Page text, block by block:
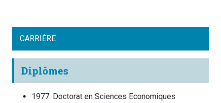
CARRIÈRE
Diplômes
1977: Doctorat en Sciences Economiques